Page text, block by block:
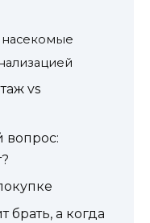
насекомые
vs
вопрос:
брать, а когда